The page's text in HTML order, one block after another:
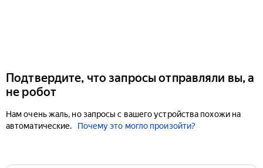
Подтвердите, что запросы отправляли вы, а
не робот
Нам очень жаль, но запросы с вашего устройства похожи на
автоматические.
Почему это могло произойти?